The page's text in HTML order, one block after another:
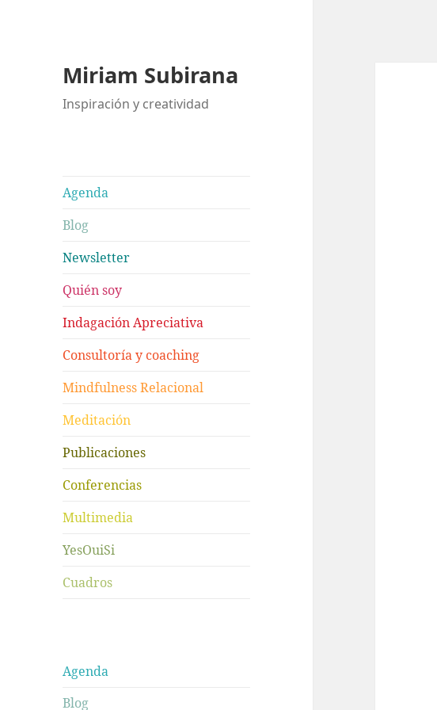
Miriam Subirana
Inspiración y creatividad
Agenda
Blog
Newsletter
Quién soy
Indagación Apreciativa
Consultoría y coaching
Mindfulness Relacional
Meditación
Publicaciones
Conferencias
Multimedia
YesOuiSi
Cuadros
Agenda
Blog